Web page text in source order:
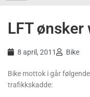
LFT
8 april, 2011 Bike
Bike mottok i går
trafikkskadde: